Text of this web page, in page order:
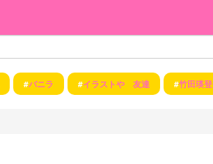
#バニラ #イラストや 友達 #竹田瑛登